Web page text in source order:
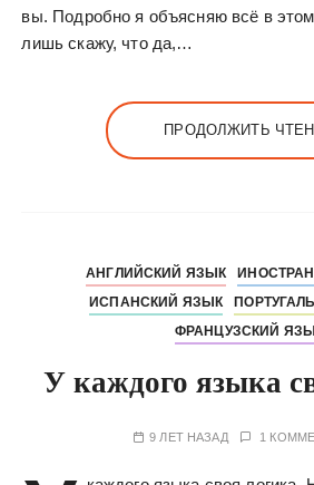
вы. Подробно я объясняю всё в
лишь скажу, что да,…
ПРОДОЛЖИТЬ
АНГЛИЙСКИЙ ЯЗЫК
ИСПАНСКИЙ ЯЗЫК
ФРАНЦУЗСКИЙ
У каждого языка
9 ЛЕТ НАЗАД 1